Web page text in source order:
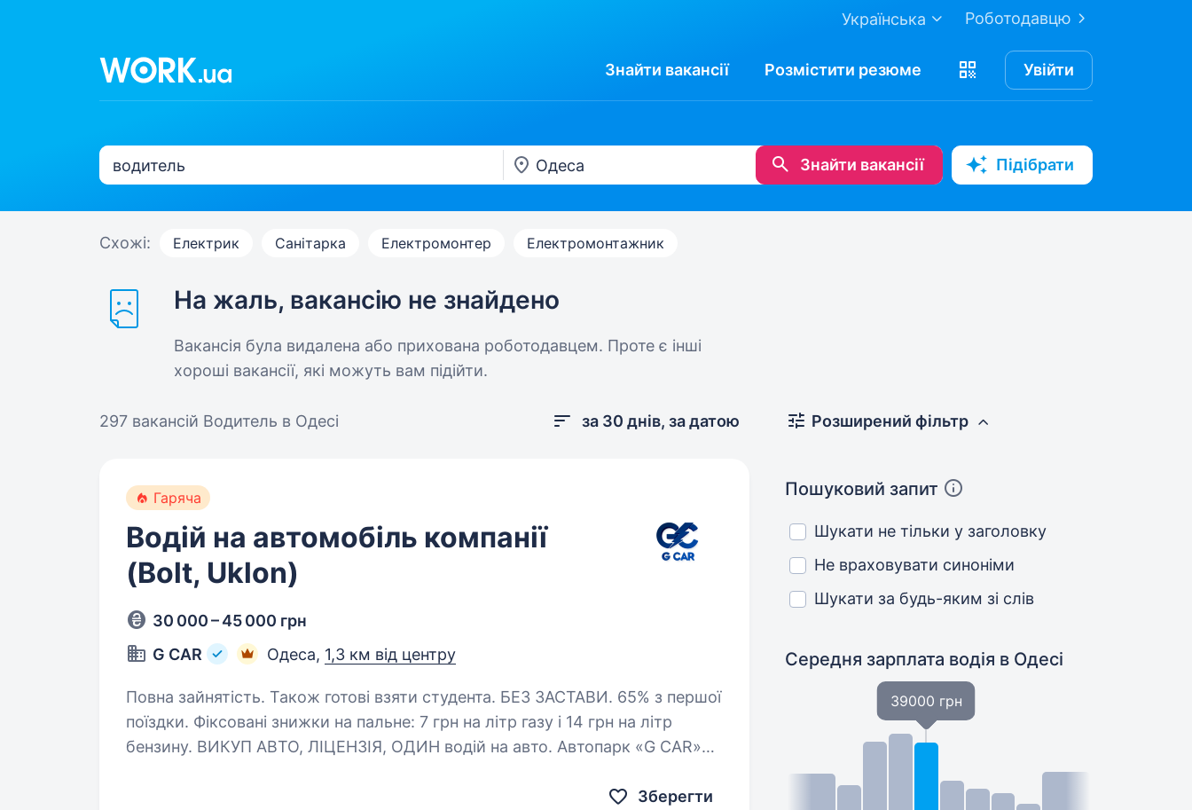
Роботодавцю
Українська
Знайти вакансії Розмістити резюме Увійти
Знайти вакансії Підібрати
Схожі: Електрик Санітарка Електромонтер Електромонтажник
На жаль, вакансію не знайдено
Вакансія була видалена або прихована роботодавцем. Проте є інші
хороші вакансії, які можуть вам підійти.
297 вакансій Водитель в Одесі за 30 днів, за датою
Гаряча
Водій на автомобіль компанії
(Bolt, Uklon)
30 000 – 45 000 грн
G CAR
Одеса, 1,3 км від центру
Повна зайнятість. Також готові взяти студента. БЕЗ ЗАСТАВИ. 65% з першої
поїздки. Фіксовані знижки на пальне: 7 грн на літр газу і 14 грн на літр
бензину. ВИКУП АВТО, ЛІЦЕНЗІЯ, ОДИН водій на авто. Автопарк «G CAR»
Зберегти
Розширений фільтр
Пошуковий запит
Шукати не тільки у заголовку
Не враховувати синоніми
Шукати за будь-яким зі слів
Середня зарплата водія в Одесі
39000 грн